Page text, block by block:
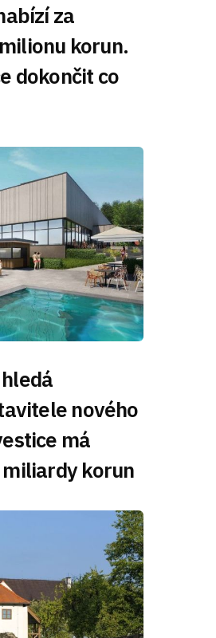
za
korun.
dokončit co
nového
má
korun